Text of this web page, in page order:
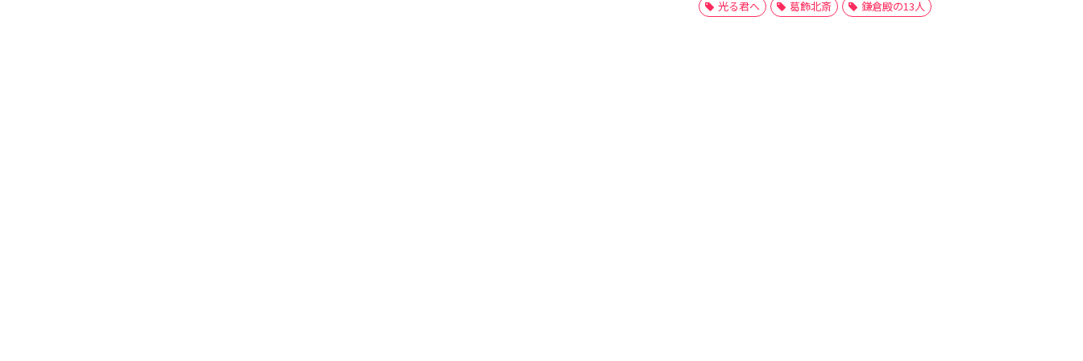
光る君へ 葛飾北斎 鎌倉殿の13人